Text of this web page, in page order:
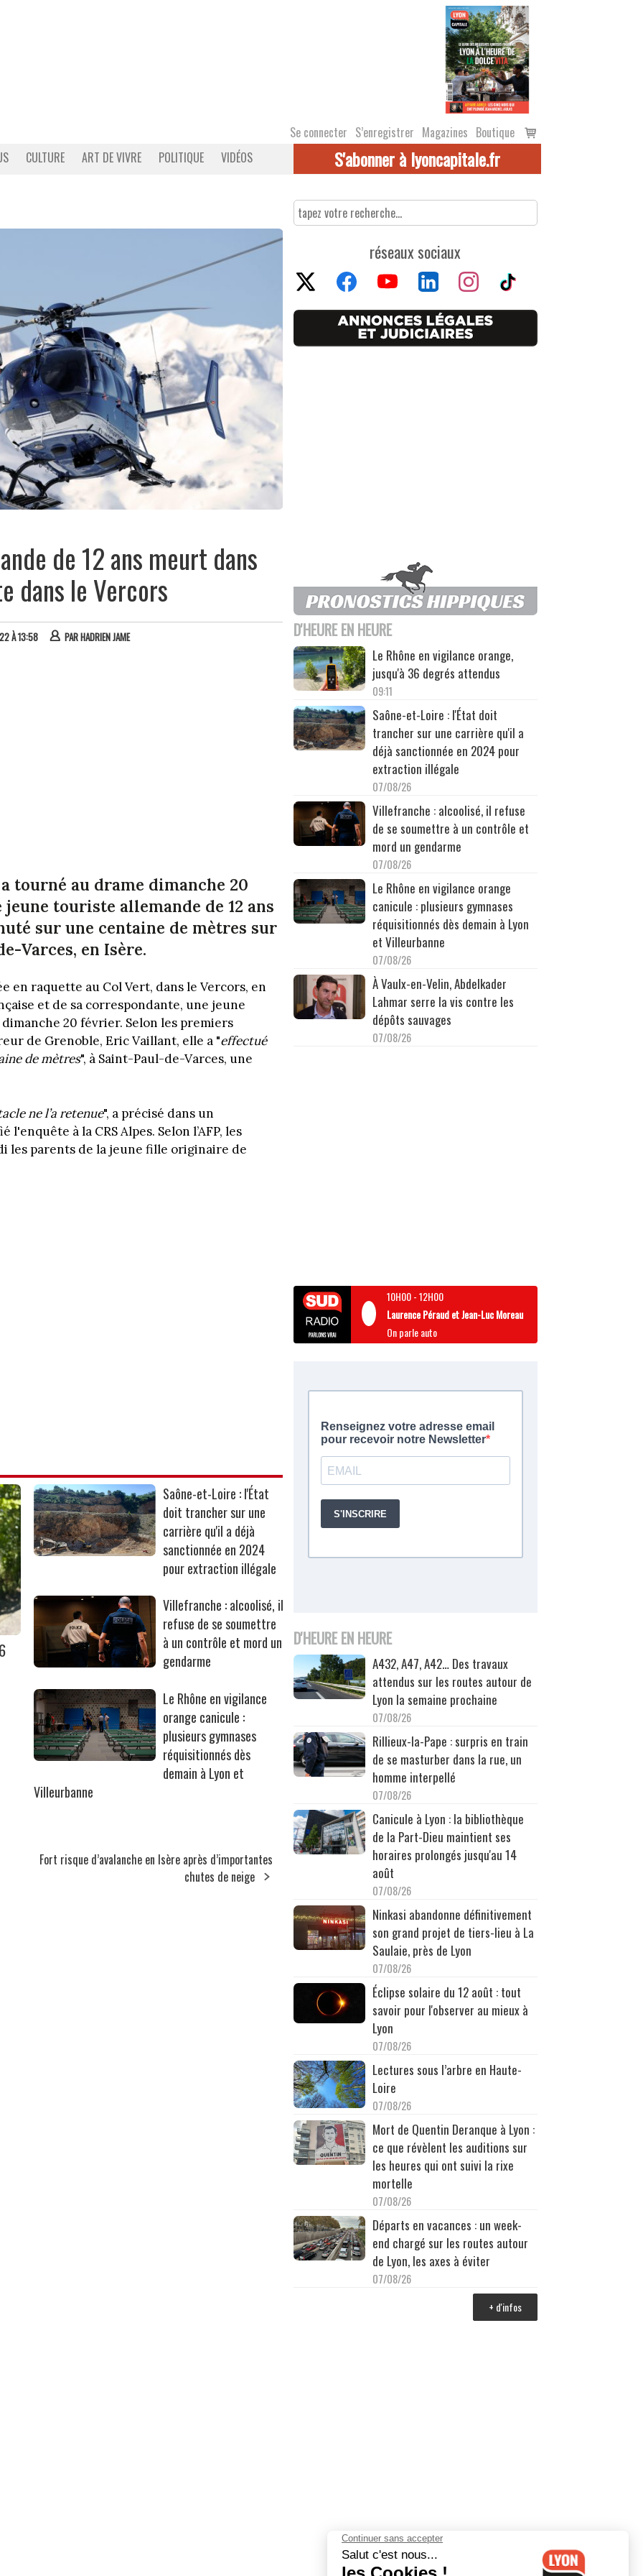
Se connecter S’enregistrer Magazines Boutique
Voir
le
CULTURE ART DE VIVRE POLITIQUE VIDÉOS S'abonner à lyoncapitale.fr
de 12 ans meurt dans
dans le Vercors
À 13:58 PARHADRIEN JAME
tourné au drame dimanche 20
touriste allemande de 12 ans
sur une centaine de mètres sur
Varces, en Isère.
en raquette au Col Vert, dans le Vercors, en
et de sa correspondante, une jeune
20 février. Selon les premiers
de Grenoble, Eric Vaillant, elle a "effectué
de mètres", à Saint-Paul-de-Varces, une
ne l’a retenue", a précisé dans un
à la CRS Alpes. Selon l’AFP, les
les parents de la jeune fille originaire de
Saône-et-Loire : l'État
doit trancher sur une
carrière qu'il a déjà
sanctionnée en 2024
pour extraction illégale
Villefranche : alcoolisé, il
refuse de se soumettre
à un contrôle et mord un
gendarme
Le Rhône en vigilance
orange canicule :
plusieurs gymnases
réquisitionnés dès
demain à Lyon et
Villeurbanne
Fort risque d’avalanche en Isère après d’importantes
chutes de neige
réseaux sociaux
D'HEURE EN HEURE
Le Rhône en vigilance orange,
jusqu'à 36 degrés attendus
09:11
Saône-et-Loire : l'État doit
trancher sur une carrière qu'il a
déjà sanctionnée en 2024 pour
extraction illégale
07/08/26
Villefranche : alcoolisé, il refuse
de se soumettre à un contrôle et
mord un gendarme
07/08/26
Le Rhône en vigilance orange
canicule : plusieurs gymnases
réquisitionnés dès demain à Lyon
et Villeurbanne
07/08/26
À Vaulx-en-Velin, Abdelkader
Lahmar serre la vis contre les
dépôts sauvages
07/08/26
10H00-12H00
Laurence Péraud et Jean-Luc Moreau
On parle auto
D'HEURE EN HEURE
A432, A47, A42… Des travaux
attendus sur les routes autour de
Lyon la semaine prochaine
07/08/26
Rillieux-la-Pape : surpris en train
de se masturber dans la rue, un
homme interpellé
07/08/26
Canicule à Lyon : la bibliothèque
de la Part-Dieu maintient ses
horaires prolongés jusqu'au 14
août
07/08/26
Ninkasi abandonne définitivement
son grand projet de tiers-lieu à La
Saulaie, près de Lyon
07/08/26
Éclipse solaire du 12 août : tout
savoir pour l'observer au mieux à
Lyon
07/08/26
Lectures sous l’arbre en Haute-
Loire
07/08/26
Mort de Quentin Deranque à Lyon :
ce que révèlent les auditions sur
les heures qui ont suivi la rixe
mortelle
07/08/26
Départs en vacances : un week-
end chargé sur les routes autour
de Lyon, les axes à éviter
07/08/26
+ d'infos